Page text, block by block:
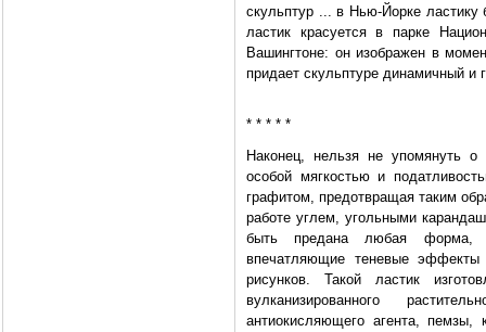
скульптур ... в Нью-Йорке
ластик красуется в парке
Вашингтоне: он изображен в
придает скульптуре динамичный и
* * * * *
Наконец, нельзя не упомянуть
особой мягкостью и
графитом, предотвращая таким
работе углем, угольными
быть предана любая форма,
впечатляющие теневые
рисунков. Такой ластик
вулканизированного
антиокисляющего агента,